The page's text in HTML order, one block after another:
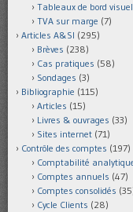
Tableaux de bord
TVA sur marge (7)
Articles A&SI (295)
Brèves (238)
Cas pratiques (58)
Sondages (3)
Bibliographie (115)
Articles (15)
Livres & ouvrages (33)
Sites internet (71)
Contrôle des comptes (197)
Comptabilité
Comptes annuels (47)
Comptes consolidés
Cycle Clients (28)